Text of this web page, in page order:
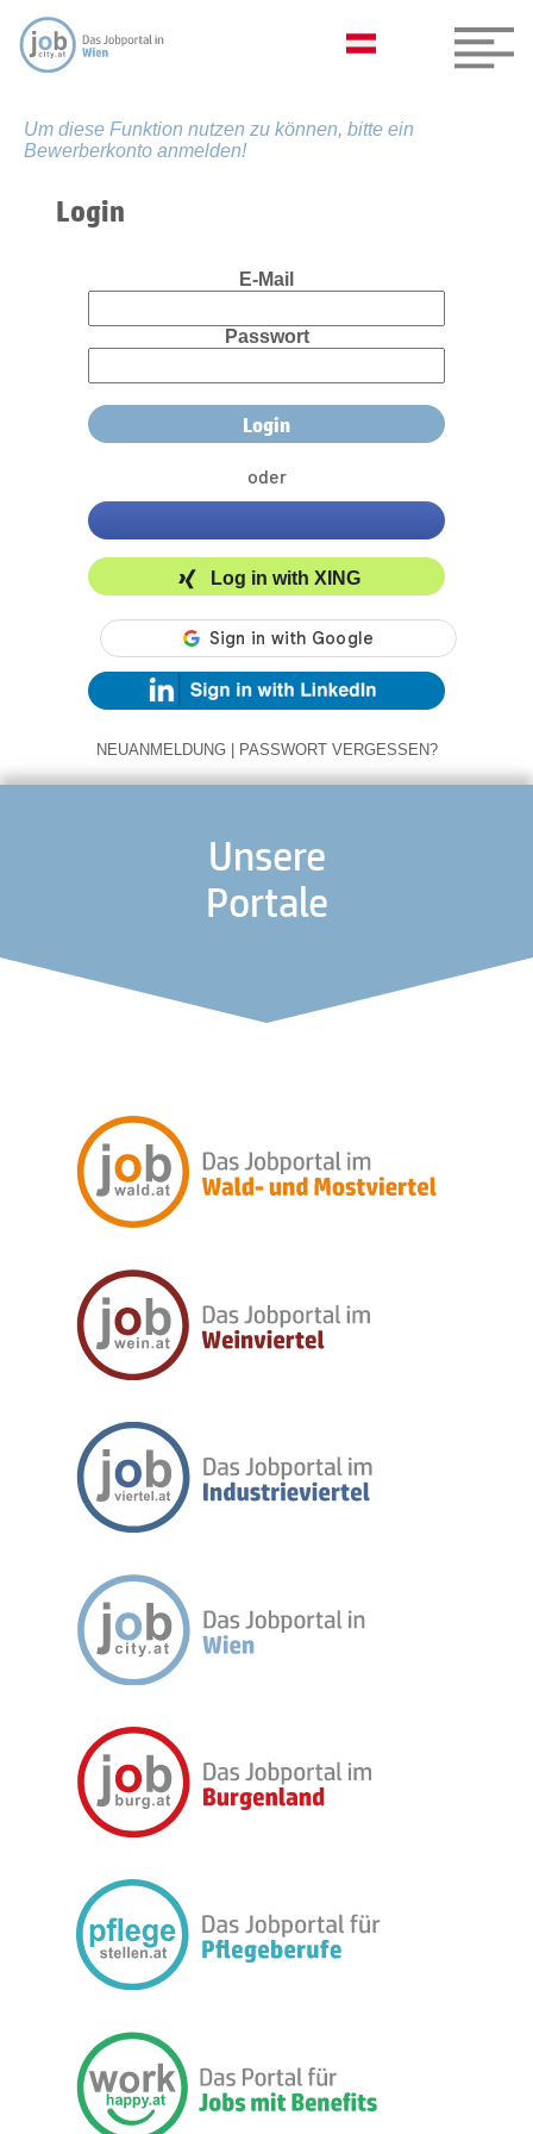
Um diese Funktion nutzen zu können, bitte ein
Bewerberkonto anmelden!
Login
E-Mail
Passwort
oder
Log in with XING
NEUANMELDUNG | PASSWORT VERGESSEN?
Unsere
Portale